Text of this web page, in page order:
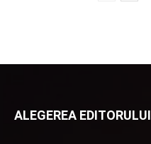
ALEGEREA EDITORULUI